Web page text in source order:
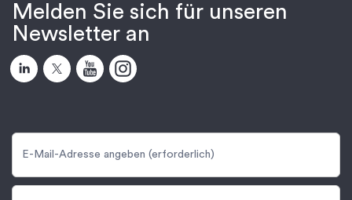
Melden Sie sich für unseren
Newsletter an